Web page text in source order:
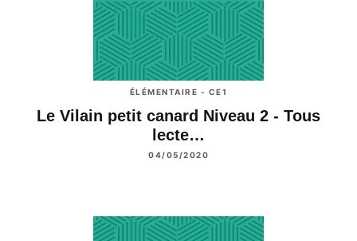
ÉLÉMENTAIRE - CE1
Le Vilain petit canard Niveau 2 - Tous
lecte…
04/05/2020